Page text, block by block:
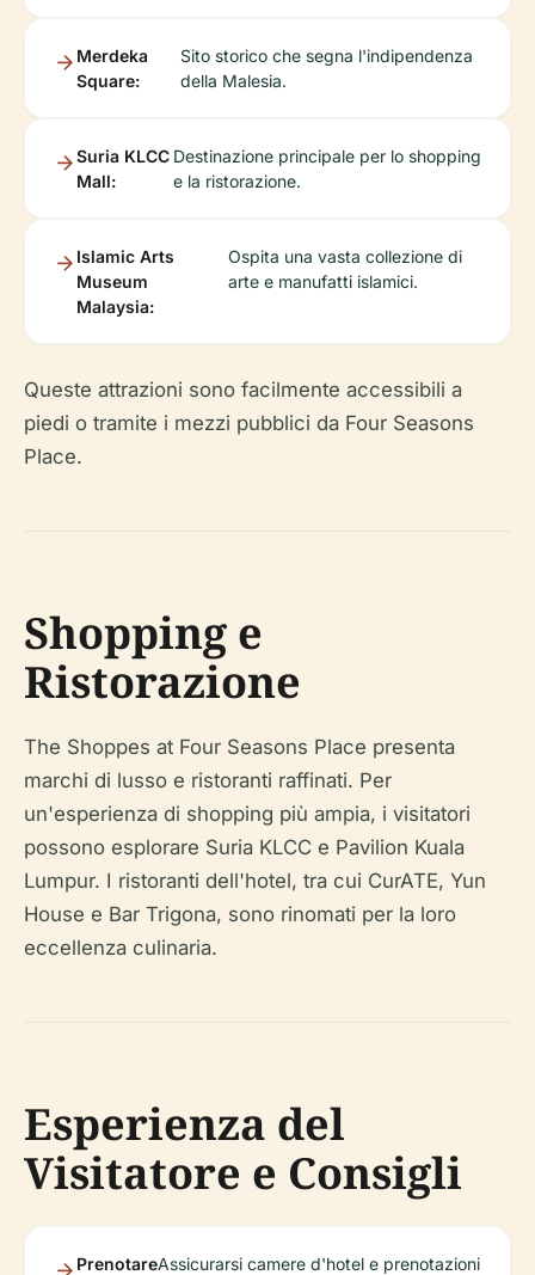
Merdeka
Square:
Sito storico che segna l'indipendenza
della Malesia.
Suria KLCC
Mall:
Destinazione principale per lo shopping
e la ristorazione.
Islamic Arts
Museum
Malaysia:
Ospita una vasta collezione di
arte e manufatti islamici.
Queste attrazioni sono facilmente accessibili a
piedi o tramite i mezzi pubblici da Four Seasons
Place.
Shopping e
Ristorazione
The Shoppes at Four Seasons Place presenta
marchi di lusso e ristoranti raffinati. Per
un'esperienza di shopping più ampia, i visitatori
possono esplorare Suria KLCC e Pavilion Kuala
Lumpur. I ristoranti dell'hotel, tra cui CurATE, Yun
House e Bar Trigona, sono rinomati per la loro
eccellenza culinaria.
Esperienza del
Visitatore e Consigli
PrenotareAssicurarsi camere d'hotel e prenotazioni